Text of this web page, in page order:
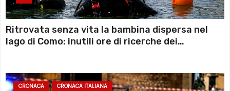
Ritrovata senza vita la bambina dispersa nel
lago di Como: inutili ore di ricerche dei
CRONACA CRONACA ITALIANA